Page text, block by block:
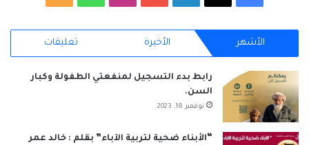
س
ب
و
ك
ك
د
o
u ت س
خ
ص
الأشهر الأخيرة تعليقات
رابط بدء التسجيل لمنفعتي الطفولة وكبار
السن.
نوفمبر 18, 2023
“الأبناء ضحية لتربية الآباء” بقلم : خالد عمر